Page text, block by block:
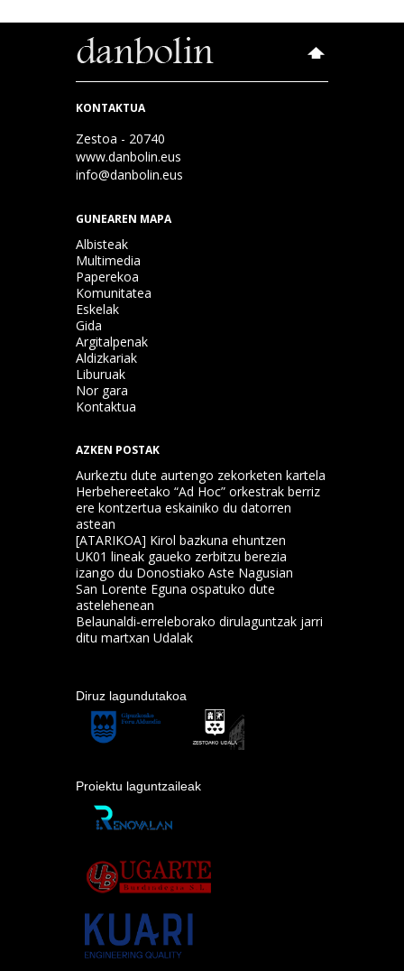
KONTAKTUA
Zestoa - 20740
www.danbolin.eus
info@danbolin.eus
GUNEAREN MAPA
Albisteak
Multimedia
Paperekoa
Komunitatea
Eskelak
Gida
Argitalpenak
Aldizkariak
Liburuak
Nor gara
Kontaktua
AZKEN POSTAK
Aurkeztu dute aurtengo zekorketen kartela
Herbehereetako “Ad Hoc” orkestrak berriz
ere kontzertua eskainiko du datorren
astean
[ATARIKOA] Kirol bazkuna ehuntzen
UK01 lineak gaueko zerbitzu berezia
izango du Donostiako Aste Nagusian
San Lorente Eguna ospatuko dute
astelehenean
Belaunaldi-erreleborako dirulaguntzak jarri
ditu martxan Udalak
Diruz lagundutakoa
Proiektu laguntzaileak